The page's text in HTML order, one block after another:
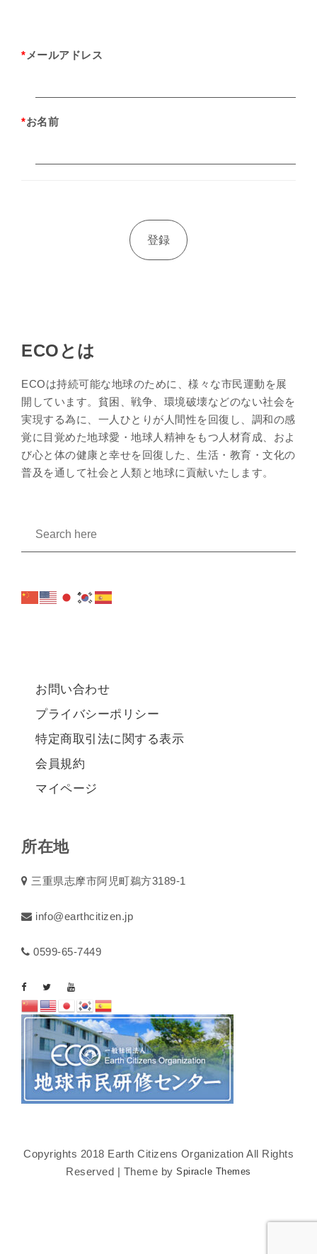
* メールアドレス
*お名前
ECOとは
ECOは持続可能な地球のために、様々な市民運動を展
開しています。貧困、戦争、環境破壊などのない社会を
実現する為に、一人ひとりが人間性を回復し、調和の感
覚に目覚めた地球愛・地球人精神をもつ人材育成、およ
び心と体の健康と幸せを回復した、生活・教育・文化の
普及を通して社会と人類と地球に貢献いたします。
お問い合わせ
プライバシーポリシー
特定商取引法に関する表示
会員規約
マイページ
所在地
三重県志摩市阿児町鵜方3189-1
info@earthcitizen.jp
0599-65-7449
Copyrights 2018 Earth Citizens Organization All Rights
Reserved | Theme bySpiracle Themes